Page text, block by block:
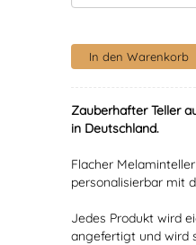
Zauberhafter Teller
in Deutschland.
Flacher
personalisierbar mit
Jedes Produkt wird
angefertigt und wird